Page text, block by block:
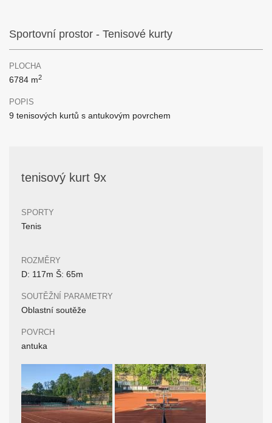
Sportovní prostor - Tenisové kurty
PLOCHA
6784 m2
POPIS
9 tenisových kurtů s antukovým povrchem
tenisový kurt 9x
SPORTY
Tenis
ROZMĚRY
D: 117m Š: 65m
SOUTĚŽNÍ PARAMETRY
Oblastní soutěže
POVRCH
antuka